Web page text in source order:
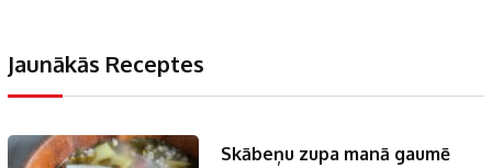
Jaunākās Receptes
Skābeņu zupa manā gaumē